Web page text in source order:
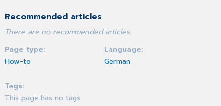
Recommended articles
There are no recommended articles.
Page type
How-to
Language
German
Tags
This page has no tags.